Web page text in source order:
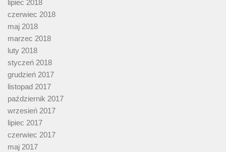
lipiec 2018
czerwiec 2018
maj 2018
marzec 2018
luty 2018
styczeń 2018
grudzień 2017
listopad 2017
październik 2017
wrzesień 2017
lipiec 2017
czerwiec 2017
maj 2017